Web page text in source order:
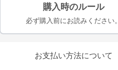
購入時のルール
必ず購入前にお読みください。
お支払い方法について